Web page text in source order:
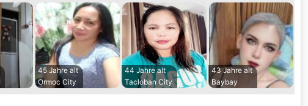
45 Jahre alt
Ormoc City
44 Jahre alt
Tacloban City
43 Jahre alt
Baybay